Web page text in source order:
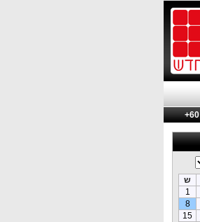
60+
ש
1
8
15